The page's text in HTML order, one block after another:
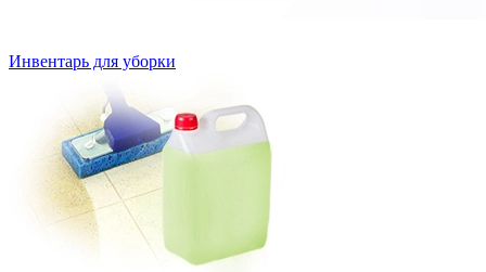
Инвентарь для уборки